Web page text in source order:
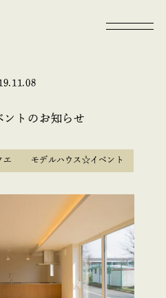
トのお知らせ
エ モデルハウス☆イベント